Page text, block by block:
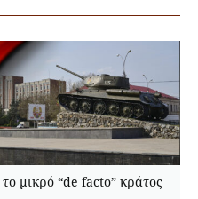
μικρό “de facto” κράτος